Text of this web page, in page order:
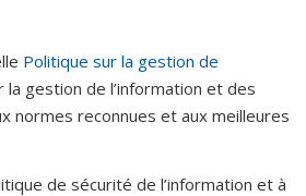
Politique sur la gestion de
la gestion de l’information et des
normes reconnues et aux meilleures
de sécurité de l’information et à